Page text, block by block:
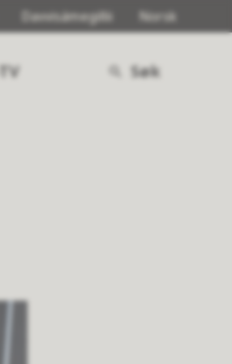
Davvisámegillii Norsk
Søk